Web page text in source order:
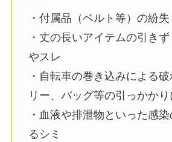
・付属品（ベルト等）の紛失
・丈の長いアイテムの引き
やスレ
・自転車の巻き込みによる
リー、バッグ等の引っかか
・血液や排泄物といった感
るシミ